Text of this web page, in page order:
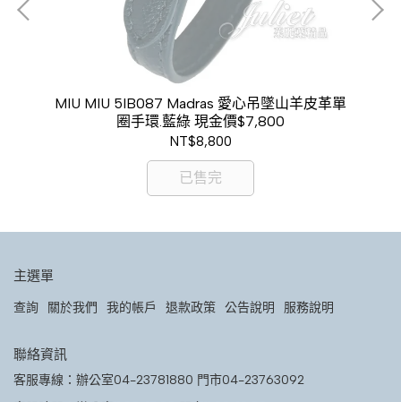
MIU MIU 5IB087 Madras 愛心吊墜山羊皮革單
圈手環.藍綠 現金價$7,800
NT$8,800
已售完
主選單
查詢 關於我們 我的帳戶 退款政策 公告說明 服務說明
聯絡資訊
客服專線：辦公室04-23781880 門市04-23763092